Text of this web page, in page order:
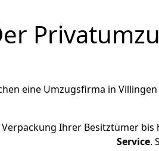
eine Umzugsfirma in
Ihrer Besitztümer
Service.